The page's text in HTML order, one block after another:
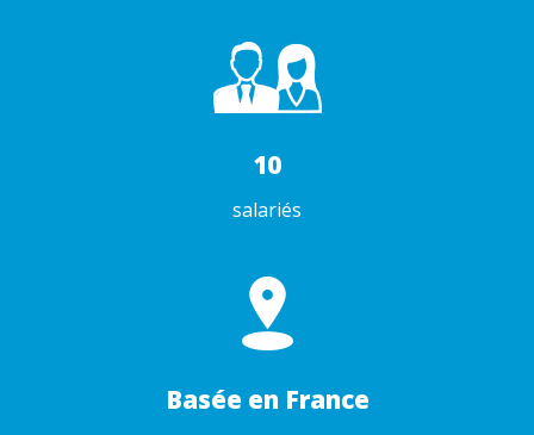
10
salariés
Basée en France